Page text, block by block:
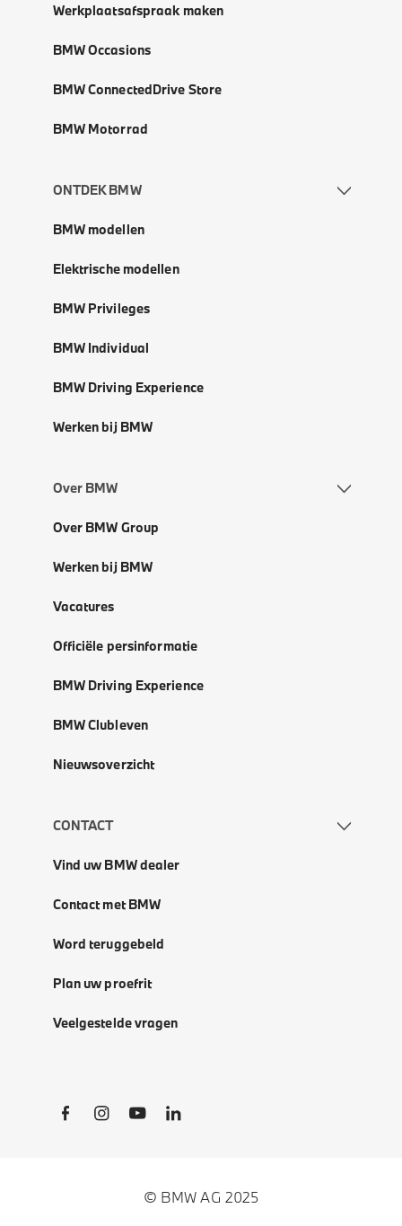
Werkplaatsafspraak maken
BMW Occasions
BMW ConnectedDrive Store
BMW Motorrad
ONTDEK BMW
BMW modellen
Elektrische modellen
BMW Privileges
BMW Individual
BMW Driving Experience
Werken bij BMW
Over BMW
Over BMW Group
Werken bij BMW
Vacatures
Officiële persinformatie
BMW Driving Experience
BMW Clubleven
Nieuwsoverzicht
CONTACT
Vind uw BMW dealer
Contact met BMW
Word teruggebeld
Plan uw proefrit
Veelgestelde vragen
Social Links
© BMW AG 2025